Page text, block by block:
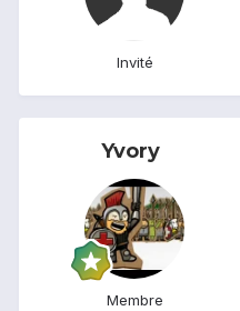
Invité
Yvory
Membre